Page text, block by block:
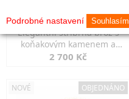
Elegantní stříbrná brož s
koňakovým kamenem a
markazity
2 700 Kč
NOVÉ OBJEDNÁNO
Podrobné nastavení Souhlasím